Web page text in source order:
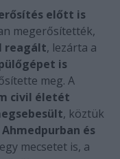
előtt is
megerősítették,
reagált, lezárta a
is
meg. A
civil életét
, köztük
Ahmedpurban és
mecsetet is, a